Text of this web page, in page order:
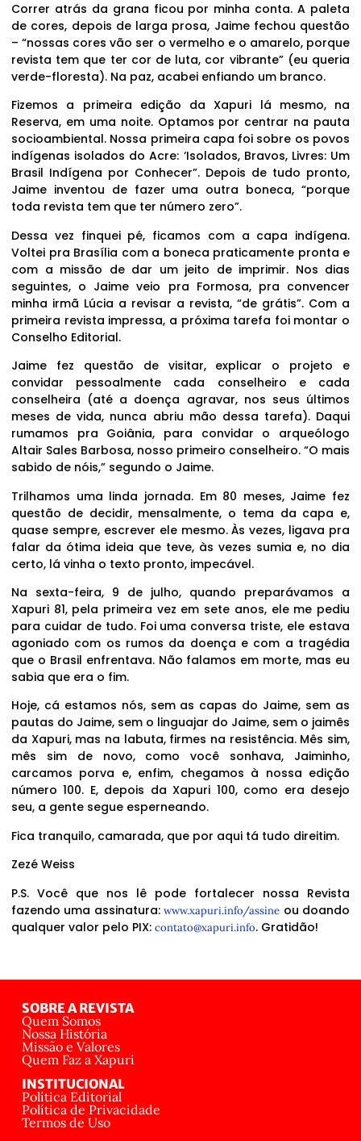
Correr atrás da grana ficou por minha conta. A paleta
de cores, depois de larga prosa, Jaime fechou questão
– “nossas cores vão ser o vermelho e o amarelo, porque
revista tem que ter cor de luta, cor vibrante” (eu queria
verde-floresta). Na paz, acabei enfiando um branco.
Fizemos a primeira edição da Xapuri lá mesmo, na
Reserva, em uma noite. Optamos por centrar na pauta
socioambiental. Nossa primeira capa foi sobre os povos
indígenas isolados do Acre: ‘Isolados, Bravos, Livres: Um
Brasil Indígena por Conhecer”. Depois de tudo pronto,
Jaime inventou de fazer uma outra boneca, “porque
toda revista tem que ter número zero”.
Dessa vez finquei pé, ficamos com a capa indígena.
Voltei pra Brasília com a boneca praticamente pronta e
com a missão de dar um jeito de imprimir. Nos dias
seguintes, o Jaime veio pra Formosa, pra convencer
minha irmã Lúcia a revisar a revista, “de grátis”. Com a
primeira revista impressa, a próxima tarefa foi montar o
Conselho Editorial.
Jaime fez questão de visitar, explicar o projeto e
convidar pessoalmente cada conselheiro e cada
conselheira (até a doença agravar, nos seus últimos
meses de vida, nunca abriu mão dessa tarefa). Daqui
rumamos pra Goiânia, para convidar o arqueólogo
Altair Sales Barbosa, nosso primeiro conselheiro. “O mais
sabido de nóis,” segundo o Jaime.
Trilhamos uma linda jornada. Em 80 meses, Jaime fez
questão de decidir, mensalmente, o tema da capa e,
quase sempre, escrever ele mesmo. Às vezes, ligava pra
falar da ótima ideia que teve, às vezes sumia e, no dia
certo, lá vinha o texto pronto, impecável.
Na sexta-feira, 9 de julho, quando preparávamos a
Xapuri 81, pela primeira vez em sete anos, ele me pediu
para cuidar de tudo. Foi uma conversa triste, ele estava
agoniado com os rumos da doença e com a tragédia
que o Brasil enfrentava. Não falamos em morte, mas eu
sabia que era o fim.
Hoje, cá estamos nós, sem as capas do Jaime, sem as
pautas do Jaime, sem o linguajar do Jaime, sem o jaimês
da Xapuri, mas na labuta, firmes na resistência. Mês sim,
mês sim de novo, como você sonhava, Jaiminho,
carcamos porva e, enfim, chegamos à nossa edição
número 100. E, depois da Xapuri 100, como era desejo
seu, a gente segue esperneando.
Fica tranquilo, camarada, que por aqui tá tudo direitim.
Zezé Weiss
P.S. Você que nos lê pode fortalecer nossa Revista
fazendo uma assinatura:www.xapuri.info/assine ou doando
qualquer valor pelo PIX: contato@xapuri.info. Gratidão!
SOBRE A REVISTA
Quem Somos
Nossa História
Missão e Valores
Quem Faz a Xapuri
INSTITUCIONAL
Política Editorial
Política de Privacidade
Termos de Uso